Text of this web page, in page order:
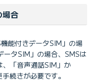
合
能付きデータSIM」の場
ータSIM」の場合、SMSは
、「音声通話SIM」か
続きが必要です。